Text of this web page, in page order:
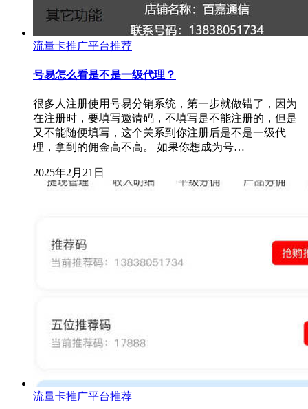
流量卡推广平台推荐
号易怎么看是不是一级代理？
很多人注册使用号易分销系统，第一步就做错了，因为
在注册时，要填写邀请码，不填写是不能注册的，但是
又不能随便填写，这个关系到你注册后是不是一级代
理，拿到的佣金高不高。 如果你想成为号…
2025年2月21日
流量卡推广平台推荐